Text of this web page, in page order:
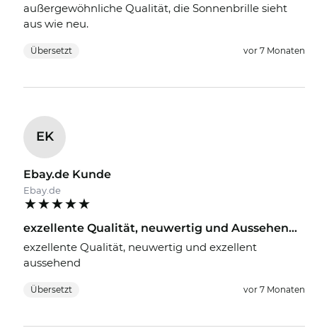
außergewöhnliche Qualität, die Sonnenbrille sieht
aus wie neu.
Übersetzt vor 7 Monaten
EK
Ebay.de Kunde
Ebay.de
exzellente Qualität, neuwertig und Aussehen...
exzellente Qualität, neuwertig und exzellent
aussehend
Übersetzt vor 7 Monaten